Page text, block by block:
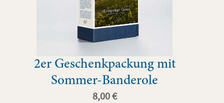
2er Geschenkpackung mit
Sommer-Banderole
8,00€